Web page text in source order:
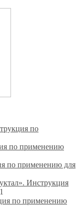
по
по применению
по применению для
Инструкция
по применению